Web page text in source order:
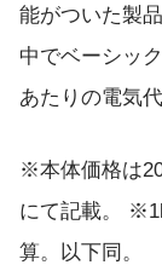
能がついた製
中でベーシッ
あたりの電気
※本体価格は
にて記載。
算。以下同。